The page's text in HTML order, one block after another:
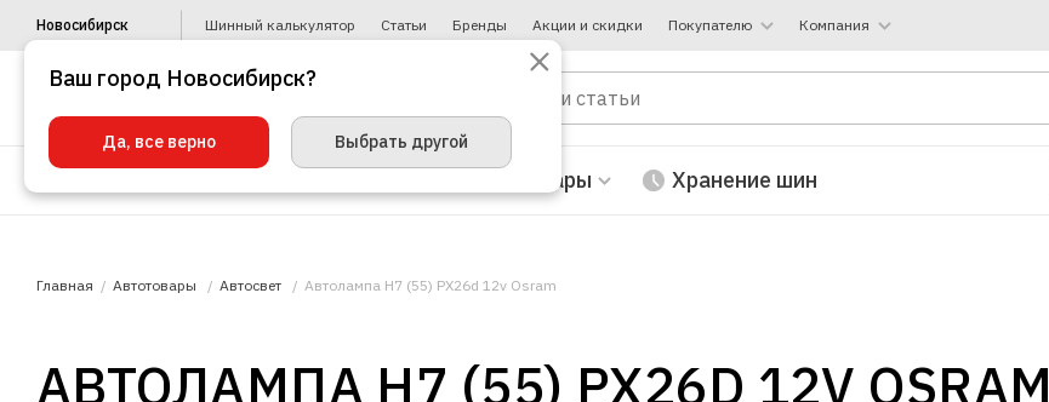
Новосибирск Шинный калькулятор Статьи Бренды Акции и скидки Покупателю Компания
Автотовары Хранение шин
Главная Автотовары Автосвет Автолампа H7 (55) PX26d 12v Osram
АВТОЛАМПА H7 (55) PX26D 12V OSRAM
Ваш город Новосибирск?
Да, все верно Выбрать другой